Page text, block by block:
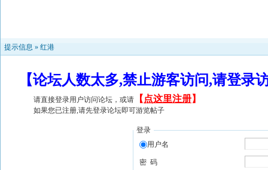
提示信息 » 红港
【论坛人数太多,禁止游客访问,请登
请直接登录用户访问论坛，或请 【 点这里注册】
如果您已注册,请先登录论坛即可游览帖子
登录
用户名
密 码